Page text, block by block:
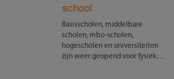
school
Basisscholen, middelbare
scholen, mbo-scholen,
hogescholen en universiteiten
zijn weer geopend voor fysieke